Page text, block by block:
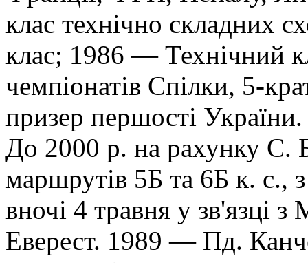
клас технічно складних
клас; 1986 — Технічний
чемпіонатів Спілки, 5-
призер першості України.
До 2000 р. на рахунку С.
маршрутів 5Б та 6Б к.
вночі 4 травня у зв'язці
Еверест. 1989 — Пд.